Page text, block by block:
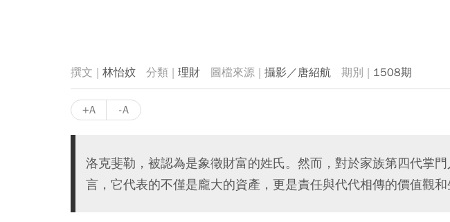
林怡妏 理財 攝影／唐紹航 1508期
+A -A
洛克斐勒，被認為是象徵財富的姓氏。然而，對於家族第四代掌
言，它代表的不僅是龐大的資產，更是責任與代代相傳的價值觀和